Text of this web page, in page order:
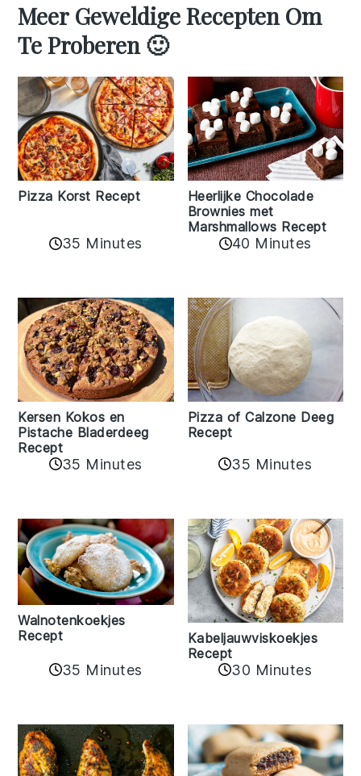
Meer Geweldige Recepten Om
Te Proberen 🙂
Pizza Korst Recept
35 Minutes
Heerlijke Chocolade
Brownies met
Marshmallows Recept
40 Minutes
Kersen Kokos en
Pistache Bladerdeeg
Recept
35 Minutes
Pizza of Calzone Deeg
Recept
35 Minutes
Walnotenkoekjes
Recept
35 Minutes
Kabeljauwviskoekjes
Recept
30 Minutes